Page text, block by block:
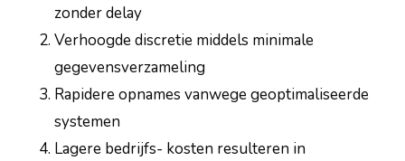
zonder delay
Verhoogde discretie middels minimale
gegevensverzameling
Rapidere opnames vanwege geoptimaliseerde
systemen
Lagere bedrijfs- kosten resulteren in